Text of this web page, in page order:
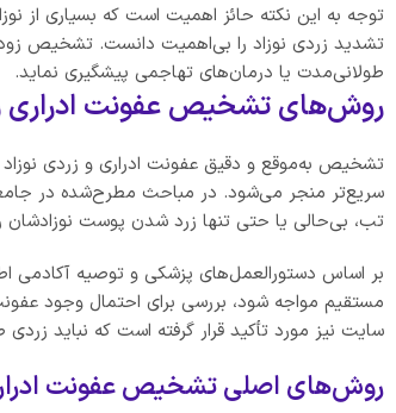
توجه به این نکته حائز اهمیت است که بسیاری از
تشدید زردی نوزاد را بی‌اهمیت دانست. تشخیص
طولانی‌مدت یا درمان‌های تهاجمی پیشگیری نماید.
روش‌های تشخیص عفونت ادراری و
تشخیص به‌موقع و دقیق عفونت ادراری و زردی
سریع‌تر منجر می‌شود. در مباحث مطرح‌شده در
تب، بی‌حالی یا حتی تنها زرد شدن پوست نوزادشان
بر اساس دستورالعمل‌های پزشکی و توصیه آکادمی
مستقیم مواجه شود، بررسی برای احتمال وجود
سایت نیز مورد تأکید قرار گرفته است که نباید
روش‌های اصلی تشخیص عفونت